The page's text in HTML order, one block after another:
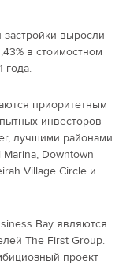
выросли
в стоимостном
года.
приоритетным
инвесторов
лучшими районами
Downtown
Village Circle и
Bay являются
The First Group.
проект